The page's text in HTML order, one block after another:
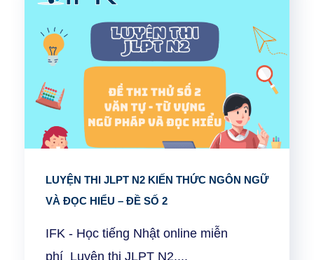
LUYỆN THI JLPT N2 KIẾN THỨC NGÔN NGỮ
VÀ ĐỌC HIỂU – ĐỀ SỐ 2
IFK - Học tiếng Nhật online miễn
phí_Luyện thi JLPT N2....